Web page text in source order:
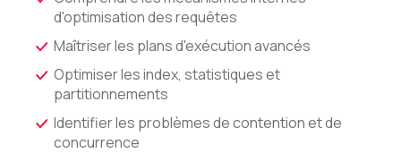
d'optimisation des requêtes
Maîtriser les plans d'exécution avancés
Optimiser les index, statistiques et
partitionnements
Identifier les problèmes de contention et de
concurrence